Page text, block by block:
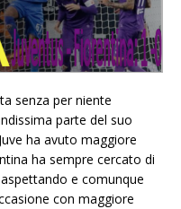
senza per niente
parte del suo
ha avuto maggiore
ha sempre cercato di
e comunque
con maggiore